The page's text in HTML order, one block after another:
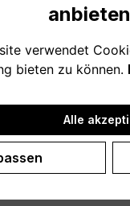
aus
Schwägerin?
verwendet
bieten zu können.
Alle